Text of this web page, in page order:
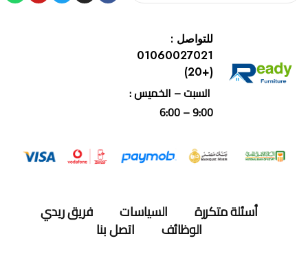
للتواصل :
01060027021
(+20)
السبت – الخميس :
9:00 – 6:00
أسئلة متكررة السياسات فريق ريدي
الوظائف اتصل بنا